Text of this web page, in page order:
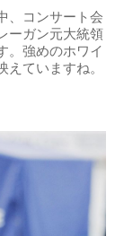
、コンサート会
ーガン元大統領
。強めのホワイ
ていますね。